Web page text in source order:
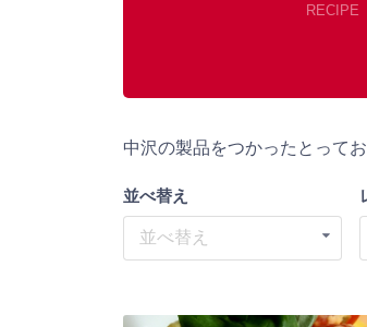
RECIPE
中沢の製品をつかったとって
並べ替え
並べ替え